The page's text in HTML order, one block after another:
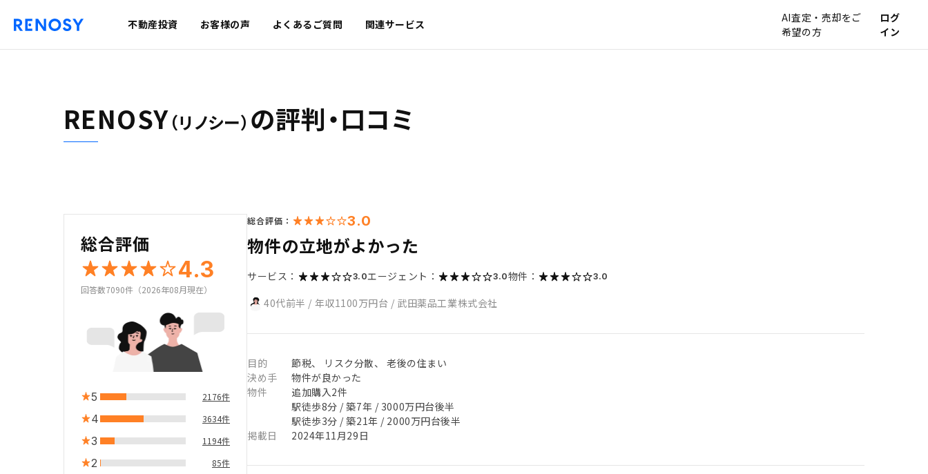
不動産投資 お客様の声 よくあるご質問 関連サービス
AI査定・売却をご
希望の方
ログ
イン
RENOSY（リノシー） の評判・口コミ
総合評価
4.3
回答数7090件（2026年08月現在）
5 2176件
4 3634件
3 1194件
2 85件
総合評価： 3.0
物件の立地がよかった
サービス： 3.0エージェント： 3.0物件： 3.0
40代前半 / 年収1100万円台 / 武田薬品工業株式会社
目的
節税、 リスク分散、 老後の住まい
決め手
物件が良かった
物件
追加購入2件
駅徒歩8分 / 築7年 / 3000万円台後半
駅徒歩3分 / 築21年 / 2000万円台後半
掲載日
2024年11月29日